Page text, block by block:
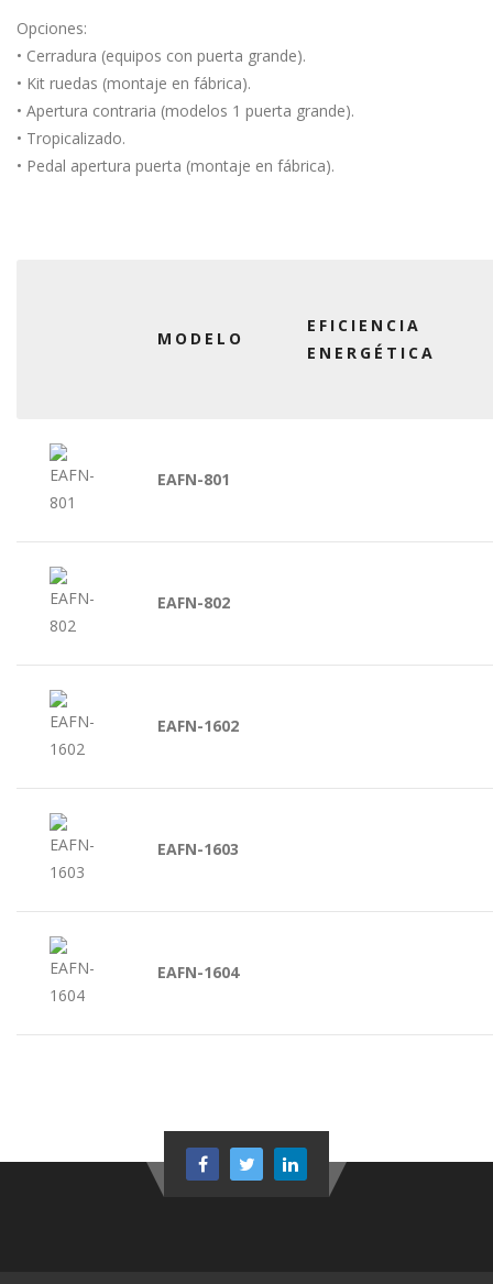
Opciones:
• Cerradura (equipos con puerta grande).
• Kit ruedas (montaje en fábrica).
• Apertura contraria (modelos 1 puerta grande).
• Tropicalizado.
• Pedal apertura puerta (montaje en fábrica).
MODELO
EFICIENCIA
ENERGÉTICA
EAFN-801
EAFN-802
EAFN-1602
EAFN-1603
EAFN-1604